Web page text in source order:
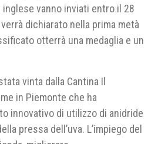
vanno inviati entro il 28
dichiarato nella prima metà
otterrà una medaglia e un
vinta dalla Cantina Il
in Piemonte che ha
innovativo di utilizzo di anidride
pressa dell’uva. L’impiego del